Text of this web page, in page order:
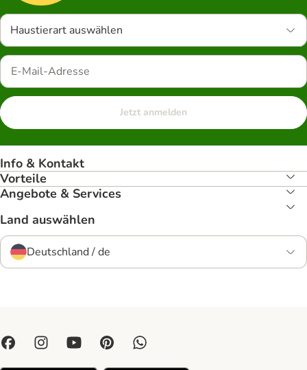
Haustierart auswählen
Jetzt anmelden
Info & Kontakt
Vorteile
Angebote & Services
Land auswählen
Deutschland / de